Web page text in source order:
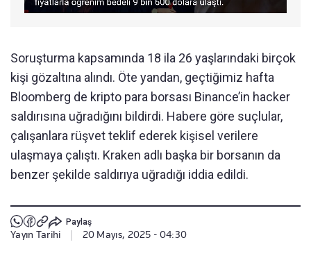
Soruşturma kapsamında 18 ila 26 yaşlarındaki birçok
kişi gözaltına alındı. Öte yandan, geçtiğimiz hafta
Bloomberg de kripto para borsası Binance’in hacker
saldırısına uğradığını bildirdi. Habere göre suçlular,
çalışanlara rüşvet teklif ederek kişisel verilere
ulaşmaya çalıştı. Kraken adlı başka bir borsanın da
benzer şekilde saldırıya uğradığı iddia edildi.
Paylaş
Yayın Tarihi 20 Mayıs, 2025 - 04:30